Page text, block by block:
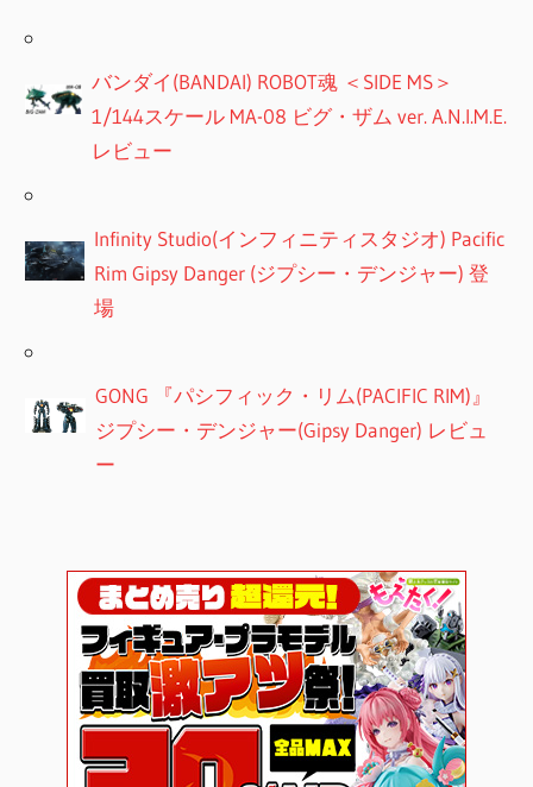
バンダイ(BANDAI) ROBOT魂 ＜SIDE MS＞
1/144スケール MA-08 ビグ・ザム ver. A.N.I.M.E.
レビュー
Infinity Studio(インフィニティスタジオ) Pacific
Rim Gipsy Danger (ジプシー・デンジャー) 登
場
GONG 『パシフィック・リム(PACIFIC RIM)』
ジプシー・デンジャー(Gipsy Danger) レビュ
ー